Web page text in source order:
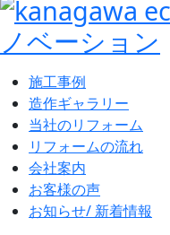
施工事例
造作ギャラリー
当社のリフォーム
リフォームの流れ
会社案内
お客様の声
お知らせ/ 新着情報